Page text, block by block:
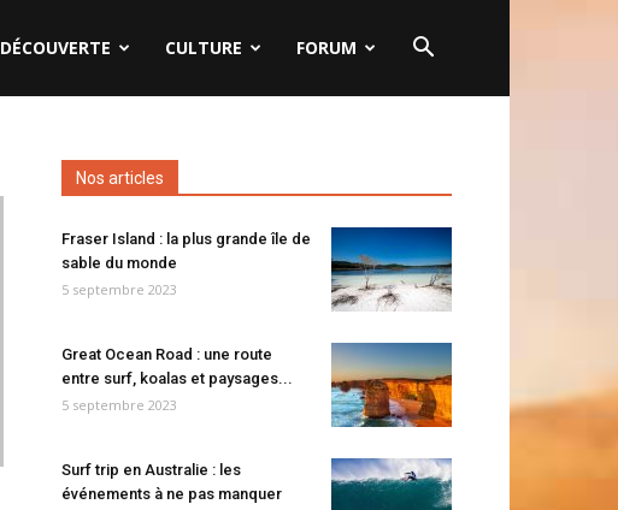
DÉCOUVERTE CULTURE FORUM
Nos articles
Fraser Island : la plus grande île de
sable du monde
5 septembre 2023
Great Ocean Road : une route
entre surf, koalas et paysages...
5 septembre 2023
Surf trip en Australie : les
événements à ne pas manquer